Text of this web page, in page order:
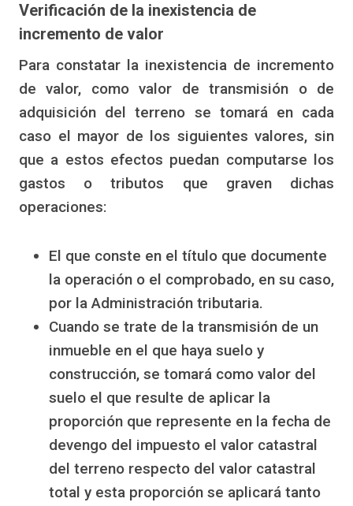
Verificación de la inexistencia de
incremento de valor
Para constatar la inexistencia de incremento
de valor, como valor de transmisión o de
adquisición del terreno se tomará en cada
caso el mayor de los siguientes valores, sin
que a estos efectos puedan computarse los
gastos o tributos que graven dichas
operaciones:
El que conste en el título que documente
la operación o el comprobado, en su caso,
por la Administración tributaria.
Cuando se trate de la transmisión de un
inmueble en el que haya suelo y
construcción, se tomará como valor del
suelo el que resulte de aplicar la
proporción que represente en la fecha de
devengo del impuesto el valor catastral
del terreno respecto del valor catastral
total y esta proporción se aplicará tanto